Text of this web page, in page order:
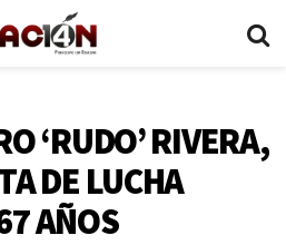
‘RUDO’ RIVERA,
DE LUCHA
AÑOS